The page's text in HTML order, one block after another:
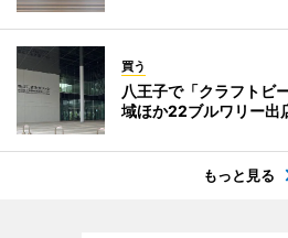
買う
八王子で「クラフト
域ほか22ブルワリー出
もっと見る